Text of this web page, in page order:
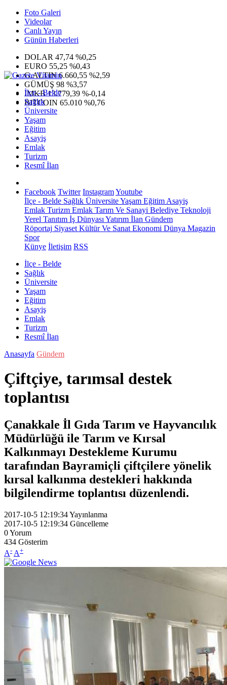
Foto Galeri
Videolar
Canlı Yayın
Günün Haberleri
DOLAR 47,74 %0,25
EURO 55,25 %0,43
G.ALTIN6.660,55 %2,59
GÜMÜŞ 98 %3,57
IMKB13.779,39 %-0,14
BITCOIN 65.010 %0,76
İlçe - Belde
Sağlık
Üniversite
Yaşam
Eğitim
Asayiş
Emlak
Turizm
Resmî İlan
Facebook Twitter InstagramYoutube
İlçe - Belde Sağlık ÜniversiteYaşam Eğitim Asayiş
Emlak Turizm Emlak Tarım Ve Sanayi Belediye Teknoloji
Yerel Tanıtım İş Dünyası Yatırım İlan Gündem
Röportaj Siyaset Kültür Ve Sanat Ekonomi Dünya Magazin
Spor
Künye İletişim RSS
İlçe - Belde
Sağlık
Üniversite
Yaşam
Eğitim
Asayiş
Emlak
Turizm
Resmî İlan
Anasayfa Gündem
Çiftçiye, tarımsal destek
toplantısı
Çanakkale İl Gıda Tarım ve Hayvancılık
Müdürlüğü ile Tarım ve Kırsal
Kalkınmayı Destekleme Kurumu
tarafından Bayramiçli çiftçilere yönelik
kırsal kalkınma destekleri hakkında
bilgilendirme toplantısı düzenlendi.
2017-10-5 12:19:34Yayınlanma
2017-10-5 12:19:34 Güncelleme
0Yorum
434 Gösterim
A- A+